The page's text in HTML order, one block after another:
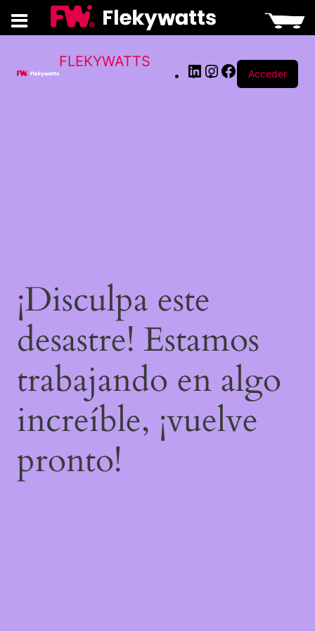
FLEKYWATTS
Acceder
¡Disculpa este
desastre! Estamos
trabajando en algo
increíble, ¡vuelve
pronto!